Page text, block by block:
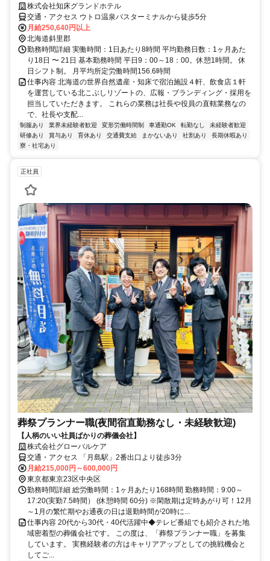
株式会社知床グランドホテル
交通・アクセス ウトロ温泉バスターミナルから徒歩5分
月給250,640円以上
北海道斜里郡
勤務時間詳細 実働時間：1日あたり8時間 平均勤務日数：1ヶ月あた
り18日 〜 21日 基本勤務時間 平日9：00～18：00。休憩1時間。 休
日シフト制。 月平均所定労働時間156.6時間
仕事内容 北海道の世界自然遺産・知床で宿泊施設４軒、飲食店１軒
を運営している北こぶしリゾートの、広報・ブランディング・採用を
担当していただきます。 これらの業務は社長や役員の直轄業務なの
で、社長や支配...
制服あり 業界未経験者歓迎 変形労働時間制 車通勤OK 転勤なし
未経験者歓迎
研修あり
賞与あり 育休あり 交通費支給 まかないあり 社割あり
長期休暇あり
寮・社宅あり
正社員
葬祭プランナー職(夜間宿直勤務なし・未経験歓迎)
【人柄のいい社員ばかりの葬儀会社】
株式会社グローバルケア
交通・アクセス 「月島駅」2番出口より徒歩3分
月給215,000円～600,000円
東京都東京23区中央区
勤務時間詳細 総労働時間：1ヶ月あたり168時間 勤務時間：9:00～
17:20(実勤7.5時間） (休憩時間 60分) ※閑散期は定時あがり可！12月
～1月の繁忙期やお通夜の日は退勤時間が20時に...
仕事内容 20代から30代・40代活躍中◆テレビ番組でも紹介された地
域密着型の葬儀会社です。 この度は、「葬祭プランナー職」を募集
しています。 実務経験者の方はキャリアアップとしての挑戦機会と
してご...